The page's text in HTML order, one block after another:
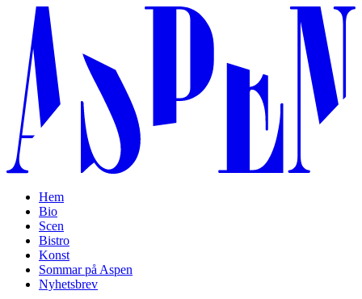
Hem
Bio
Scen
Bistro
Konst
Sommar på Aspen
Nyhetsbrev